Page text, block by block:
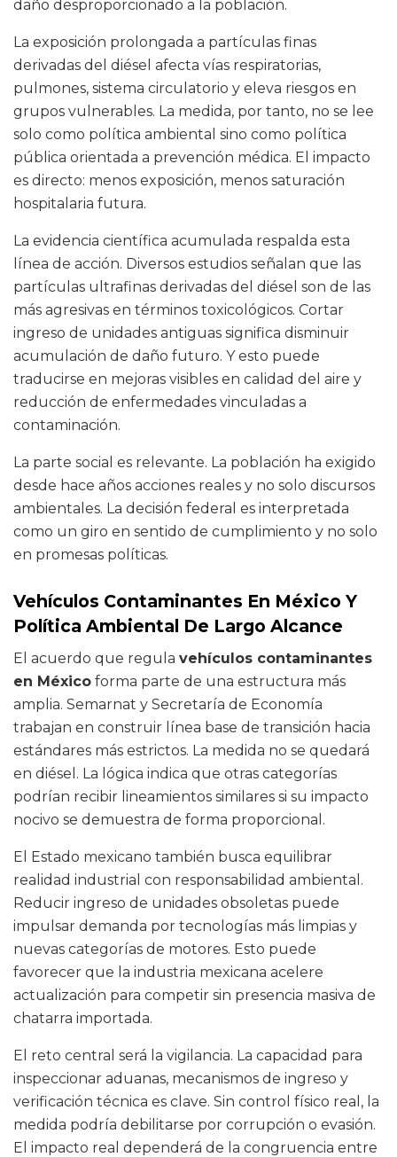
daño desproporcionado a la población.
La exposición prolongada a partículas finas
derivadas del diésel afecta vías respiratorias,
pulmones, sistema circulatorio y eleva riesgos en
grupos vulnerables. La medida, por tanto, no se lee
solo como política ambiental sino como política
pública orientada a prevención médica. El impacto
es directo: menos exposición, menos saturación
hospitalaria futura.
La evidencia científica acumulada respalda esta
línea de acción. Diversos estudios señalan que las
partículas ultrafinas derivadas del diésel son de las
más agresivas en términos toxicológicos. Cortar
ingreso de unidades antiguas significa disminuir
acumulación de daño futuro. Y esto puede
traducirse en mejoras visibles en calidad del aire y
reducción de enfermedades vinculadas a
contaminación.
La parte social es relevante. La población ha exigido
desde hace años acciones reales y no solo discursos
ambientales. La decisión federal es interpretada
como un giro en sentido de cumplimiento y no solo
en promesas políticas.
Vehículos Contaminantes En México Y
Política Ambiental De Largo Alcance
El acuerdo que regula vehículos contaminantes
en México forma parte de una estructura más
amplia. Semarnat y Secretaría de Economía
trabajan en construir línea base de transición hacia
estándares más estrictos. La medida no se quedará
en diésel. La lógica indica que otras categorías
podrían recibir lineamientos similares si su impacto
nocivo se demuestra de forma proporcional.
El Estado mexicano también busca equilibrar
realidad industrial con responsabilidad ambiental.
Reducir ingreso de unidades obsoletas puede
impulsar demanda por tecnologías más limpias y
nuevas categorías de motores. Esto puede
favorecer que la industria mexicana acelere
actualización para competir sin presencia masiva de
chatarra importada.
El reto central será la vigilancia. La capacidad para
inspeccionar aduanas, mecanismos de ingreso y
verificación técnica es clave. Sin control físico real, la
medida podría debilitarse por corrupción o evasión.
El impacto real dependerá de la congruencia entre